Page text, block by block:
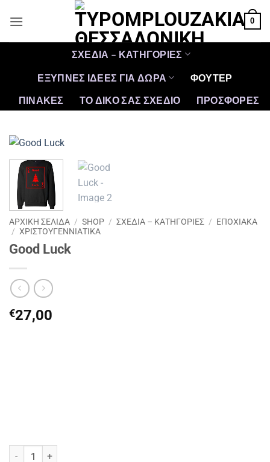
στο
0
ΣΧΕΔΙΑ – ΚΑΤΗΓΟΡΙΕΣ
ΕΞΥΠΝΕΣ ΙΔΕΕΣ ΓΙΑ ΔΩΡΑ
ΦΟΥΤΕΡ
ΠΙΝΑΚΕΣ
ΤΟ ΔΙΚΟ ΣΑΣ ΣΧΕΔΙΟ ΠΡΟΣΦΟΡΈΣ
ΑΡΧΙΚΉ ΣΕΛΊΔΑ / SHOP / ΣΧΕΔΙΑ – ΚΑΤΗΓΟΡΙΕΣ / ΕΠΟΧΙΑΚΑ
/ ΧΡΙΣΤΟΥΓΕΝΝΙΆΤΙΚΑ
Good Luck
€27,00
Good Luck ποσότητα